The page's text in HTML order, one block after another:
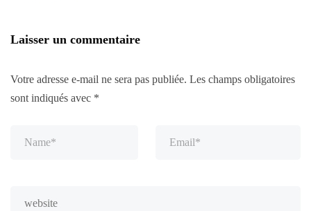
Laisser un commentaire
Votre adresse e-mail ne sera pas publiée. Les champs obligatoires
sont indiqués avec *